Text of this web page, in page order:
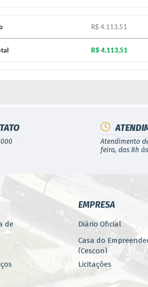
R$ 4.113,51
R$ 4.113,51
Atendimento
feira, das 8h às
de
EMPRESA
Diário Oficial
Casa do
(Cescon)
Licitações